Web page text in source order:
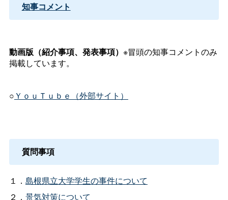
知事コメント
動画版（紹介事項、発表事項） ※冒頭の知事コメントのみ
掲載しています。
○ＹｏｕＴｕｂｅ（外部サイト）
質問事項
１． 島根県立大学学生の事件について
２． 景気対策について